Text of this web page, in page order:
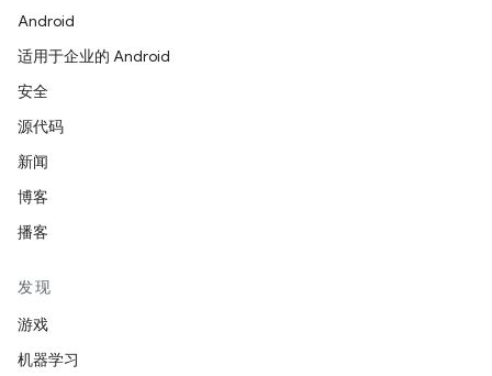
Android
适用于企业的 Android
安全
源代码
新闻
博客
播客
发现
游戏
机器学习